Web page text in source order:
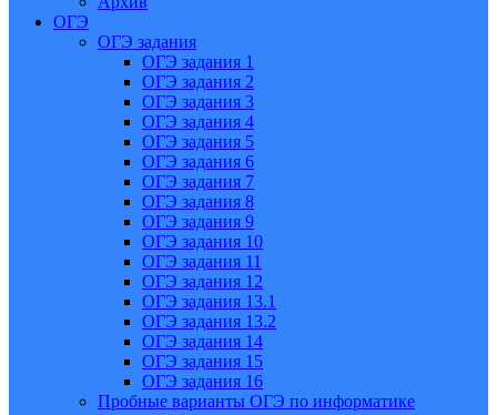
ОГЭ
ОГЭ задания
ОГЭ задания 1
ОГЭ задания 2
ОГЭ задания 3
ОГЭ задания 4
ОГЭ задания 5
ОГЭ задания 6
ОГЭ задания 7
ОГЭ задания 8
ОГЭ задания 9
ОГЭ задания 10
ОГЭ задания 11
ОГЭ задания 12
ОГЭ задания 13.1
ОГЭ задания 13.2
ОГЭ задания 14
ОГЭ задания 15
ОГЭ задания 16
Пробные варианты ОГЭ по информатике